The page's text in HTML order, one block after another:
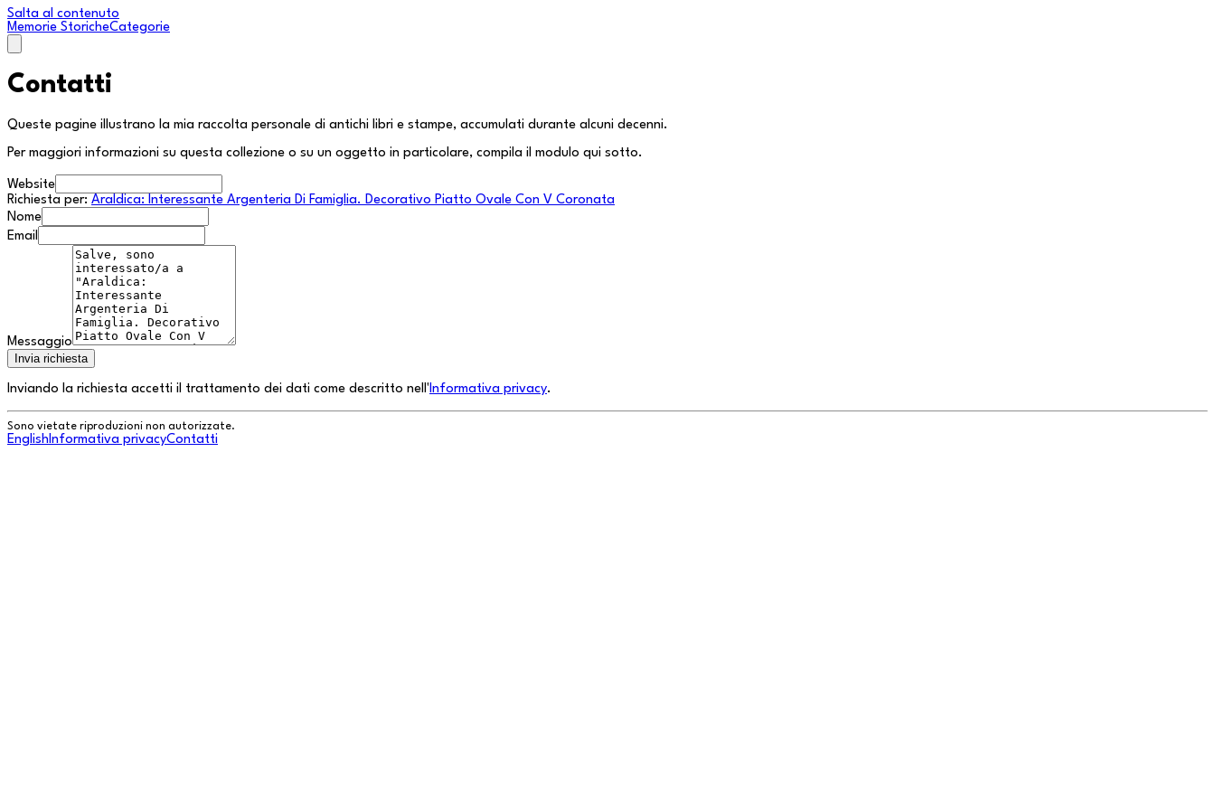
Salta al contenuto
Memorie StoricheCategorie
Contatti
Queste pagine illustrano la mia raccolta personale di antichi libri e stampe, accumulati durante alcuni decenni.
Per maggiori informazioni su questa collezione o su un oggetto in particolare, compila il modulo qui sotto.
Website
Richiesta per: Araldica: Interessante Argenteria Di Famiglia. Decorativo Piatto Ovale Con V Coronata
Nome
Email
Messaggio
Invia richiesta
Inviando la richiesta accetti il trattamento dei dati come descritto nell' Informativa privacy.
Sono vietate riproduzioni non autorizzate.
English Informativa privacyContatti